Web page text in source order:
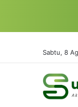
Sabtu, 8